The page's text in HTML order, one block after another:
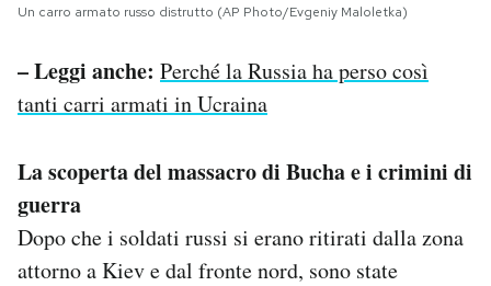
Un carro armato russo distrutto (AP Photo/Evgeniy Maloletka)
– Leggi anche: Perché la Russia ha perso così
tanti carri armati in Ucraina
La scoperta del massacro di Bucha e i crimini di
guerra
Dopo che i soldati russi si erano ritirati dalla zona
attorno a Kiev e dal fronte nord, sono state